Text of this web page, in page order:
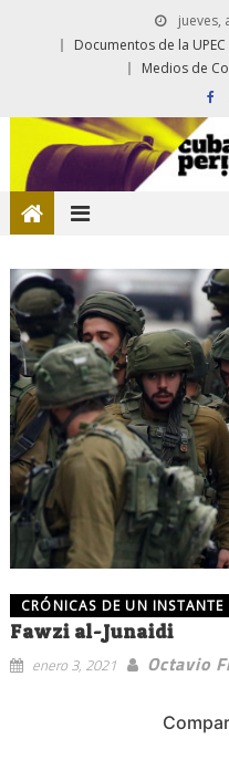
jueves,
Documentos de la UPEC
Medios de
CRÓNICAS DE UN INSTANTE
Fawzi al-Junaidi
enero 3, 2021 Octavio